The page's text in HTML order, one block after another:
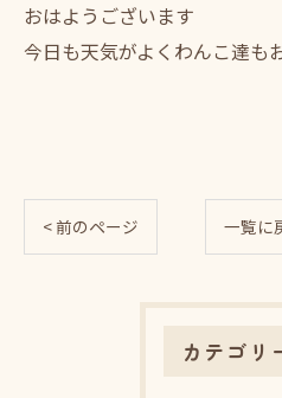
おはようございます
今日も天気がよくわんこ達も
< 前のページ 一覧に
カテゴリ